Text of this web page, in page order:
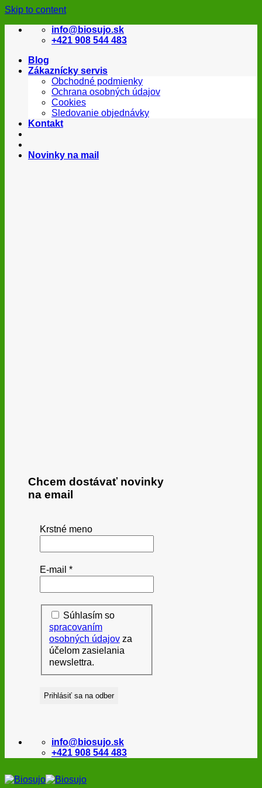
Skip to content
info@biosujo.sk
+421 908 544 483
Blog
Zákaznícky servis
Obchodné podmienky
Ochrana osobných údajov
Cookies
Sledovanie objednávky
Kontakt
Novinky na mail
Chcem dostávať novinky
na email
Krstné meno
E-mail *
Súhlasím so
spracovaním
osobných údajov za
účelom zasielania
newslettra.
info@biosujo.sk
+421 908 544 483